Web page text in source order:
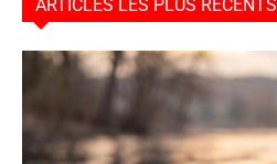
ARTICLES LES PLUS RÉCENTS